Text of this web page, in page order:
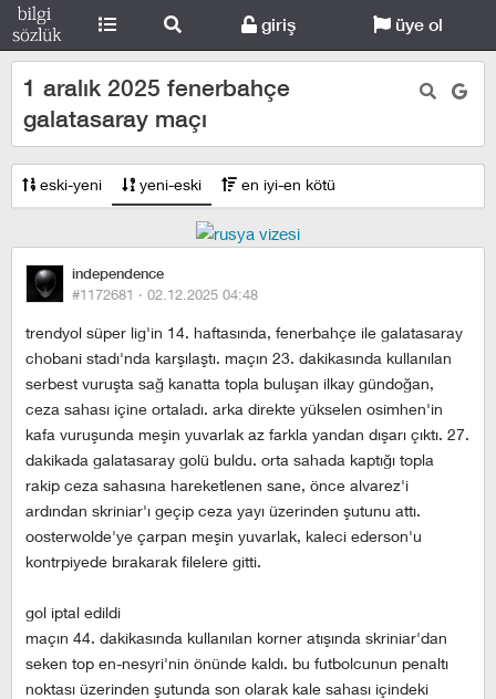
giriş üye ol
1 aralık 2025 fenerbahçe
galatasaray maçı
eski-yeni yeni-eski en iyi-en kötü
independence
#1172681 · 02.12.2025 04:48
trendyol süper lig'in 14. haftasında, fenerbahçe ile galatasaray
chobani stadı'nda karşılaştı. maçın 23. dakikasında kullanılan
serbest vuruşta sağ kanatta topla buluşan i̇lkay gündoğan,
ceza sahası içine ortaladı. arka direkte yükselen osimhen'in
kafa vuruşunda meşin yuvarlak az farkla yandan dışarı çıktı. 27.
dakikada galatasaray golü buldu. orta sahada kaptığı topla
rakip ceza sahasına hareketlenen sane, önce alvarez'i
ardından skriniar'ı geçip ceza yayı üzerinden şutunu attı.
oosterwolde'ye çarpan meşin yuvarlak, kaleci ederson'u
kontrpiyede bırakarak filelere gitti.
gol i̇ptal edi̇ldi̇
maçın 44. dakikasında kullanılan korner atışında skriniar'dan
seken top en-nesyri'nin önünde kaldı. bu futbolcunun penaltı
noktası üzerinden şutunda son olarak kale sahası içindeki